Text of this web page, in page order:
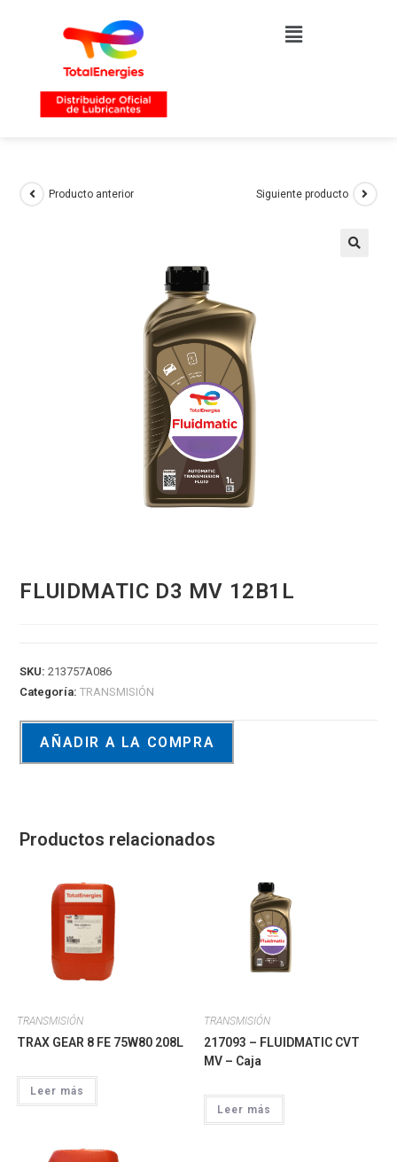
Producto anterior Siguiente producto
FLUIDMATIC D3 MV 12B1L
SKU:213757A086
Categoría:TRANSMISIÓN
AÑADIR A LA COMPRA
Productos relacionados
TRANSMISIÓN
TRAX GEAR 8 FE 75W80 208L
Leer más
TRANSMISIÓN
217093 – FLUIDMATIC CVT
MV – Caja
Leer más